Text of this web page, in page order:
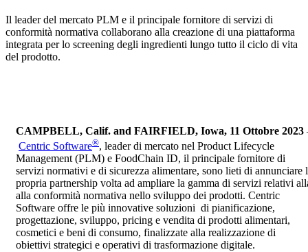
Il leader del mercato PLM e il principale fornitore di servizi di
conformità normativa collaborano alla creazione di una piattaforma
integrata per lo screening degli ingredienti lungo tutto il ciclo di vita
del prodotto.
CAMPBELL, Calif. and FAIRFIELD, Iowa, 11 Ottobre 2023
Centric Software®, leader di mercato nel Product Lifecycle
Management (PLM) e FoodChain ID, il principale fornitore di
servizi normativi e di sicurezza alimentare, sono lieti di annunciare
propria partnership volta ad ampliare la gamma di servizi relativi
alla conformità normativa nello sviluppo dei prodotti. Centric
Software offre le più innovative soluzioni di pianificazione,
progettazione, sviluppo, pricing e vendita di prodotti alimentari,
cosmetici e beni di consumo, finalizzate alla realizzazione di
obiettivi strategici e operativi di trasformazione digitale.